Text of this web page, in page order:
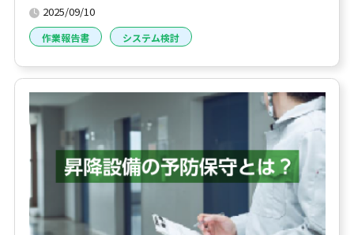
2025/09/10
作業報告書 システム検討